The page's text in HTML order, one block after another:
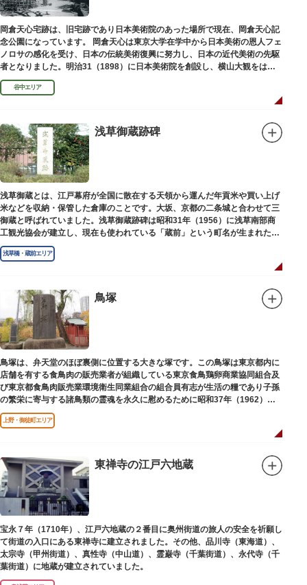
岡倉天心宅跡は、旧宅跡であり日本美術院のあった場所で現在、岡倉天心記
念公園になっています。 岡倉天心は東京大学在学中から日本美術の恩人フェ
ノロサの感化を受け、日本の伝統美術復興に努力し、日本の近代美術の先駆
者となりました。明治31（1898）に日本美術院を創設し、横山大観をはじ
め優れた画家を世に送り出しました。
谷中エリア
浅草御蔵跡碑
浅草御蔵とは、江戸幕府が全国に散在する天領から運んだ年貢米や買い上げ
米などを収納・保管した倉庫のことです。大坂、京都の二条城と合わせて三
御蔵と呼ばれていました。浅草御蔵跡碑は昭和31年（1956）に浅草南部商
工観光協会が建立し、現在も使われている「蔵前」という町名が生まれたの
は昭和9年（1934）のことです。
浅草橋・蔵前エリア
鳥塚
鳥塚は、弁天堂のほぼ裏側に位置する大きな塚です。この鳥塚は東京都内に
店舗を有する食鳥肉の販売業者が組織している東京食鳥鶏卵商業協同組合及
び東京都食鳥肉販売業環境衛生同業組合の組合員有志が生活の糧であり子孫
の繁栄に寄与する諸鳥類の霊魂を永久に慰めるために昭和37年（1962）に
建立されました。
上野・御徒町エリア
東禅寺の江戸六地蔵
宝永７年（1710年）、江戸六地蔵の２番目に奥州街道の旅人の安全を祈願し
て街道の入口にある東禅寺に建立されました。その他、品川寺（東海道）、
太宗寺（甲州街道）、真性寺（中山道）、霊巌寺（千葉街道）、永代寺（千
葉街道）に地蔵が建立されていました。